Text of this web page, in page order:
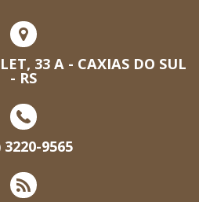
33 A - CAXIAS DO SUL
- RS
3220-9565